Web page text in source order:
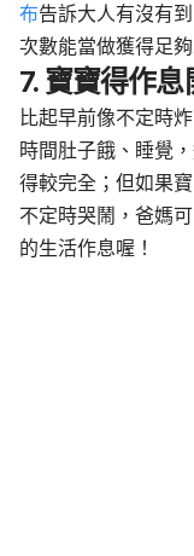
布告訴大人有沒有
次數能當做獲得足
7. 寶寶得作
比起早前像不定時
時間肚子餓、睡覺
得較完全；但如果
不定時哭鬧，爸媽
的生活作息喔！